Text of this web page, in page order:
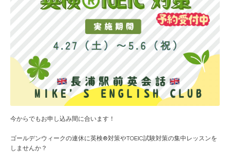
今からでもお申し込み間に合います！
ゴールデンウィークの連休に英検®️対策やTOEIC試験対策の集中レッスンを
しませんか？